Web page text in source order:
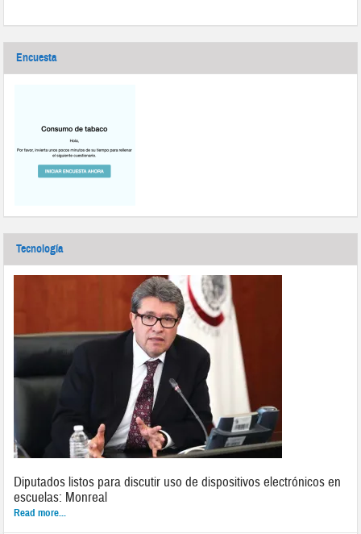
Encuesta
Tecnología
Diputados listos para discutir uso de dispositivos electrónicos en
escuelas: Monreal
Read more...